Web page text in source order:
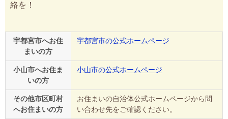
絡を！
宇都宮市へお住
まいの方
宇都宮市の公式ホームページ
小山市へお住ま
いの方
小山市の公式ホームページ
その他市区町村
へお住まいの方
お住まいの自治体公式ホームページから問
い合わせ先をご確認ください。